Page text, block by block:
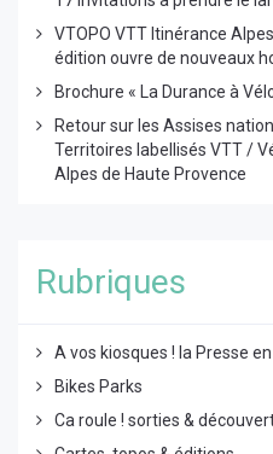
VTOPO VTT Itinérance
édition ouvre de nouveaux
Brochure « La Durance à
Retour sur les Assises
Territoires labellisés VTT /
Alpes de Haute Provence
Rubriques
A vos kiosques ! la Presse
Bikes Parks
Ca roule ! sorties &